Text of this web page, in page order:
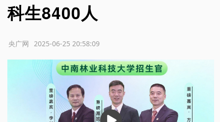
科生8400人
2025-06-25 20:58:09
央广网
播
放